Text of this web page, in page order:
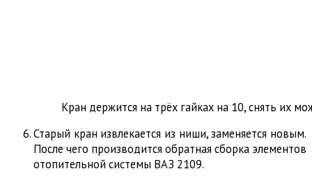
Кран держится на трёх гайках на 10, снять их
Старый кран извлекается из ниши, заменяется новым.
После чего производится обратная сборка элементов
отопительной системы ВАЗ 2109.